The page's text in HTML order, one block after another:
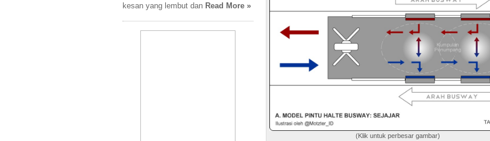
(Klik untuk perbesar gambar)
kesan yang lembut dan Read More »